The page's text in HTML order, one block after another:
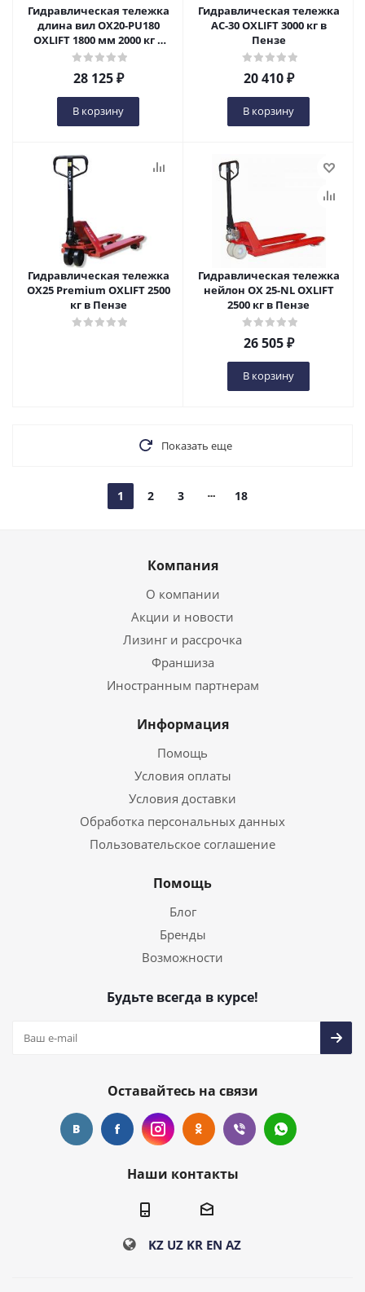
Гидравлическая тележка
длина вил OX20-PU180
OXLIFT 1800 мм 2000 кг в
Пензе
28 125₽
В корзину
Гидравлическая тележка
AC-30 OXLIFT 3000 кг в
Пензе
20 410₽
В корзину
Гидравлическая тележка
OX25 Premium OXLIFT 2500
кг в Пензе
Гидравлическая тележка
нейлон OX 25-NL OXLIFT
2500 кг в Пензе
26 505₽
В корзину
Показать еще
1 2 3 18
Компания
О компании
Акции и новости
Лизинг и рассрочка
Франшиза
Иностранным партнерам
Информация
Помощь
Условия оплаты
Условия доставки
Обработка персональных данных
Пользовательское соглашение
Помощь
Блог
Бренды
Возможности
Будьте всегда в курсе!
Оставайтесь на связи
Наши контакты
KZ UZ KR EN AZ